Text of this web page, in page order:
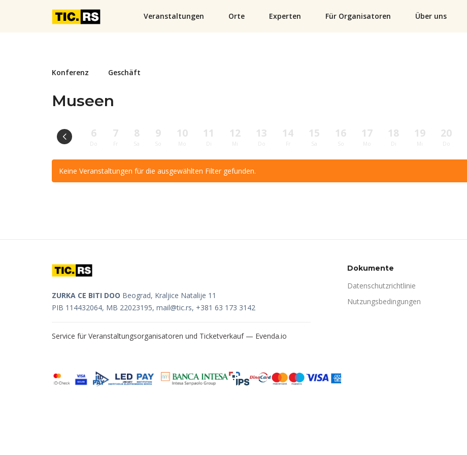
Veranstaltungen Orte Experten Für Organisatoren Über uns
Konferenz Geschäft
Museen
6
Do
7
Fr
8
Sa
9
So
10
Mo
11
Di
12
Mi
13
Do
14
Fr
15
Sa
16
So
17
Mo
18
Di
19
Mi
20
Do
Keine Veranstaltungen für die ausgewählten Filter gefunden.
ZURKA CE BITI DOO Beograd, Kraljice Natalije 11
PIB 114432064, MB 22023195, mail@tic.rs, +381 63 173 3142
Service für Veranstaltungsorganisatoren und Ticketverkauf — Evenda.io
Dokumente
Datenschutzrichtlinie
Nutzungsbedingungen